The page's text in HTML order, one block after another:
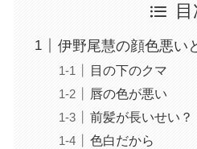
伊野尾慧の顔色悪い
目の下のクマ
唇の色が悪い
前髪が長いせい？
色白だから